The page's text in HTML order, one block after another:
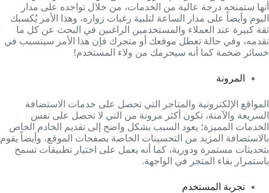
أنها ستمنحه درجة عالية من الخدمات، من خلال تواجده على مدار
اليوم وأيضاً على مدار الساعة لتلبية رغبات زواره، وهذا الأمر يُكسبك
ثقة كبيرة عند العملاء والمستخدمين الراغبين في البحث عن كل ما
تقدمه، وفي حالة تعطل موقعك أو متجرك فإن هذا الأمر سيتسبب في
خسائر ضخمة كما أنه سيحرمك من ولاء المستخدم!
المرونة
المواقع الإلكترونية والمتاجر التي تحصل على خدمات الاستضافة
السريعة والآمنة، تكون أكثر مرونة من التي لا تحصل على نفس
الخدمات المميزة؛ يعود السبب بشكل واضح إلى تقديم الخادم الخاص
بالاستضافة المزيد من التحسينات الخاصة بصفحات الموقع، وأيضاً يقوم
بتحديثات مستمرة ودورية، كما أنه يعمل على اختيار تطبيقات تسمح
باستمرار بقاء المتجر في الواجهة.
تجربة المستخدم